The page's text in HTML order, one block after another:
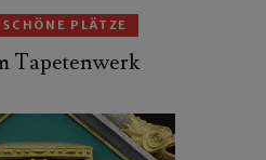
SCHÖNE PLÄTZE
Tapetenwerk